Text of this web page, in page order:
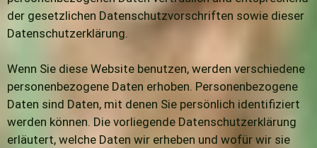
der gesetzlichen Datenschutzvorschriften sowie dieser
Datenschutzerklärung.
Wenn Sie diese Website benutzen, werden verschiedene
personenbezogene Daten erhoben. Personenbezogene
Daten sind Daten, mit denen Sie persönlich identifiziert
werden können. Die vorliegende Datenschutzerklärung
erläutert, welche Daten wir erheben und wofür wir sie